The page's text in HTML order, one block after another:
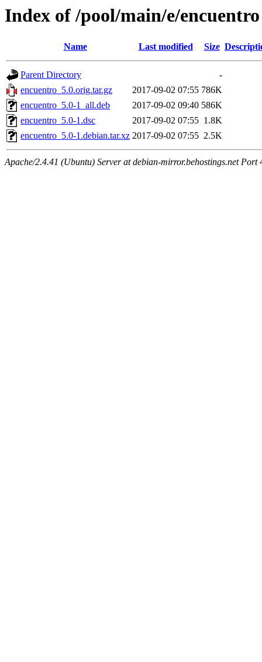
Index of /pool/main/e/encuentro
Name Last modified Size
Parent Directory
-
encuentro_5.0.orig.tar.gz
2017-09-02 07:55 786K
encuentro_5.0-1_all.deb
2017-09-02 09:40 586K
encuentro_5.0-1.dsc
2017-09-02 07:55 1.8K
encuentro_5.0-1.debian.tar.xz 2017-09-02 07:55 2.5K
Apache/2.4.41 (Ubuntu) Server at debian-mirror.behostings.net Port